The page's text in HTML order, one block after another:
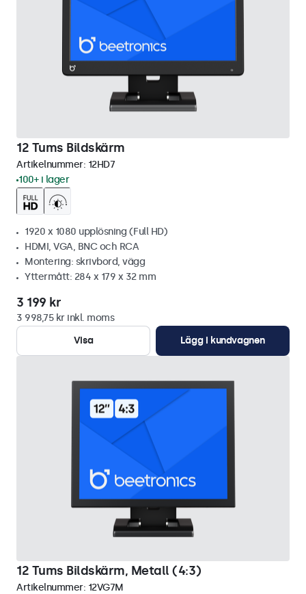
12 Tums Bildskärm
Artikelnummer: 12HD7
100+ i lager
1920 x 1080 upplösning (Full HD)
HDMI, VGA, BNC och RCA
Montering: skrivbord, vägg
Yttermått: 284 x 179 x 32 mm
3 199 kr
3 998,75 kr inkl. moms
Visa
Lägg i kundvagnen
12 Tums Bildskärm, Metall (4:3)
Artikelnummer: 12VG7M